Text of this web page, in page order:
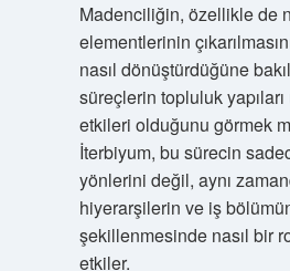
Madenciliğin, özellikle de
elementlerinin
nasıl dönüştürdüğüne
süreçlerin topluluk
etkileri olduğunu görmek
İterbiyum, bu sürecin
yönlerini değil, aynı
hiyerarşilerin ve iş
şekillenmesinde nasıl bir
etkiler.